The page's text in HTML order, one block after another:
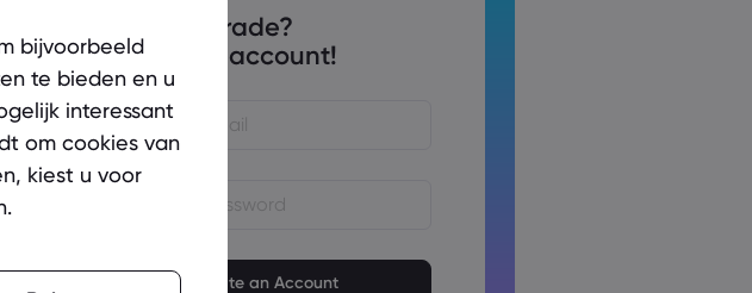
Ready to trade?
Create an account!
Het wachtwoord moet uit 8 tot 15 tekens
bestaan
bijvoorbeeld
te bieden en u
interessant
om cookies van
kiest u voor